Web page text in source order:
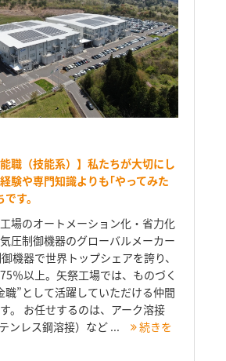
職（技能系）】私たちが大切にし
験や専門知識よりも｢やってみた
す。
場のオートメーション化・省力化
圧制御機器のグローバルメーカー
機器で世界トップシェアを誇り、
％以上。矢祭工場では、ものづく
職”として活躍していただける仲間
。 お任せするのは、アーク溶接
ンレス鋼溶接）など ...
続きを